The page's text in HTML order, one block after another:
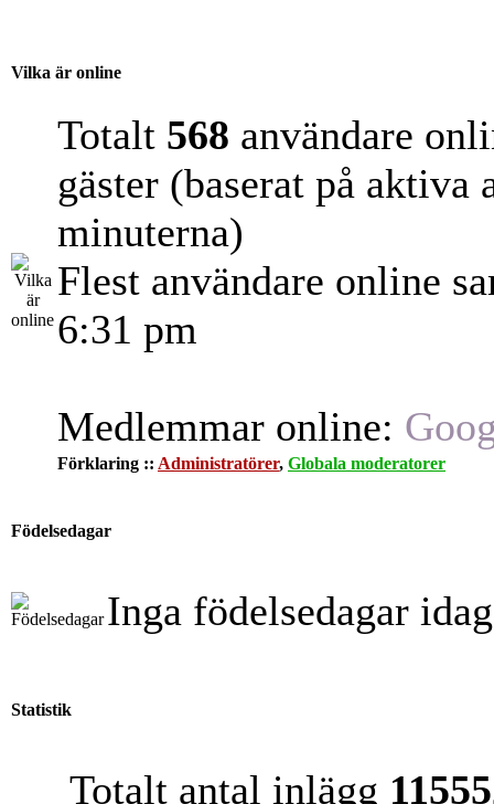
Vilka är online
Totalt 568 användare
gäster (baserat på aktiva
minuterna)
Flest användare online
6:31 pm
Medlemmar online:
Förklaring :: Administratörer, Globala moderatorer
Födelsedagar
Inga födelsedagar
Statistik
Totalt antal inlägg